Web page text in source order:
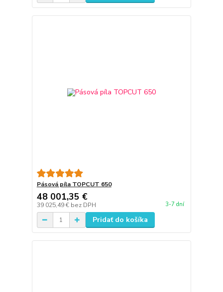
Pásová píla TOPCUT 650
48 001,35 €
39 025,49 € bez DPH 3-7 dní
Pridať do košíka